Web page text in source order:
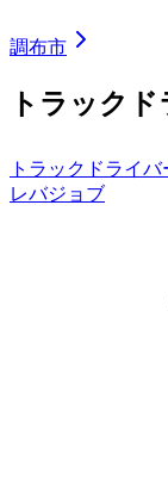
調布市
トラック
トラックドライバ
レバジョブ